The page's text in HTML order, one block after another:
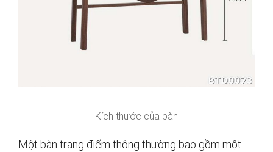
Kích thước của bàn
Một bàn trang điểm thông thường bao gồm một